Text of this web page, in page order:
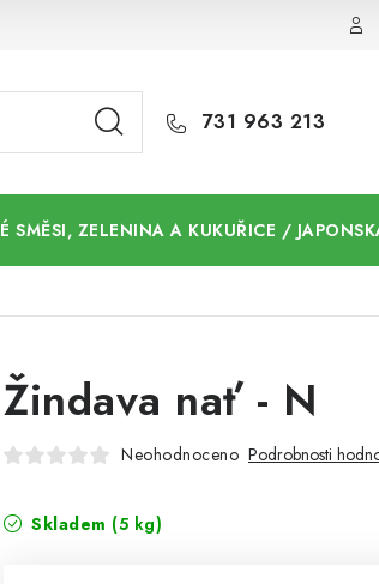
731 963 213
SMĚSI, ZELENINA A KUKUŘICE /
Žindava nať - N
Neohodnoceno Podrobnosti
Skladem (5 kg)